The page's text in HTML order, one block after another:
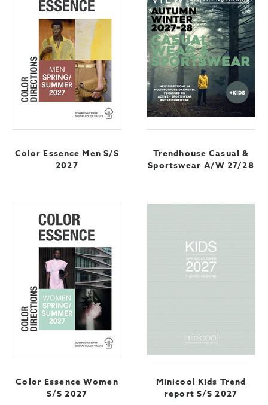
Color Essence Men S/S
2027
Trendhouse Casual &
Sportswear A/W 27/28
Color Essence Women
S/S 2027
Minicool Kids Trend
report S/S 2027